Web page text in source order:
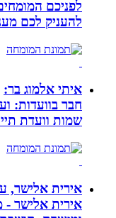
לפניכם המומחים
להעניק לכם מענה
איתי אלמוג בר:
חבר בוועדות: ועדת
שמות וועדת
אירית אלישר, עורכי
אירית אלישר - משרד